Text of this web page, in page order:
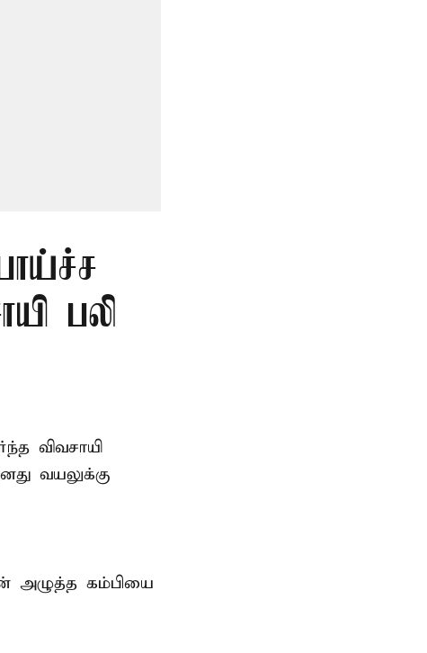
பலி
விவசாயி
வயலுக்கு
அழுத்த கம்பியை